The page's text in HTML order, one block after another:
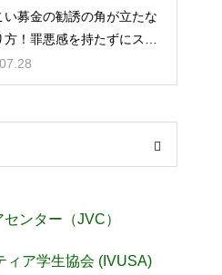
い募金の勧誘の角が立たな
方！罪悪感を持たずにスル
テク
ンター（JVC）
ィア学生協会 (IVUSA)